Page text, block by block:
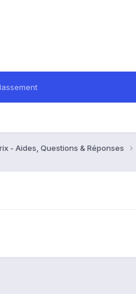
- Aides, Questions & Réponses